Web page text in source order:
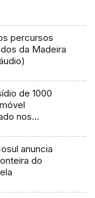
percursos
da Madeira
de 1000
nos
anuncia
do